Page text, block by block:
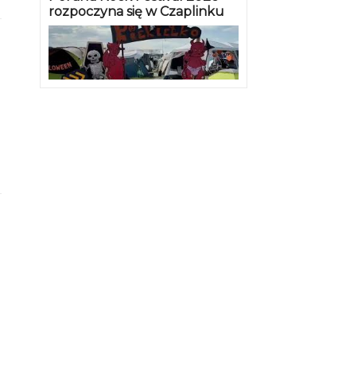
rozpoczyna się w Czaplinku